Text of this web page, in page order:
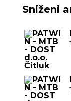
Sniženi